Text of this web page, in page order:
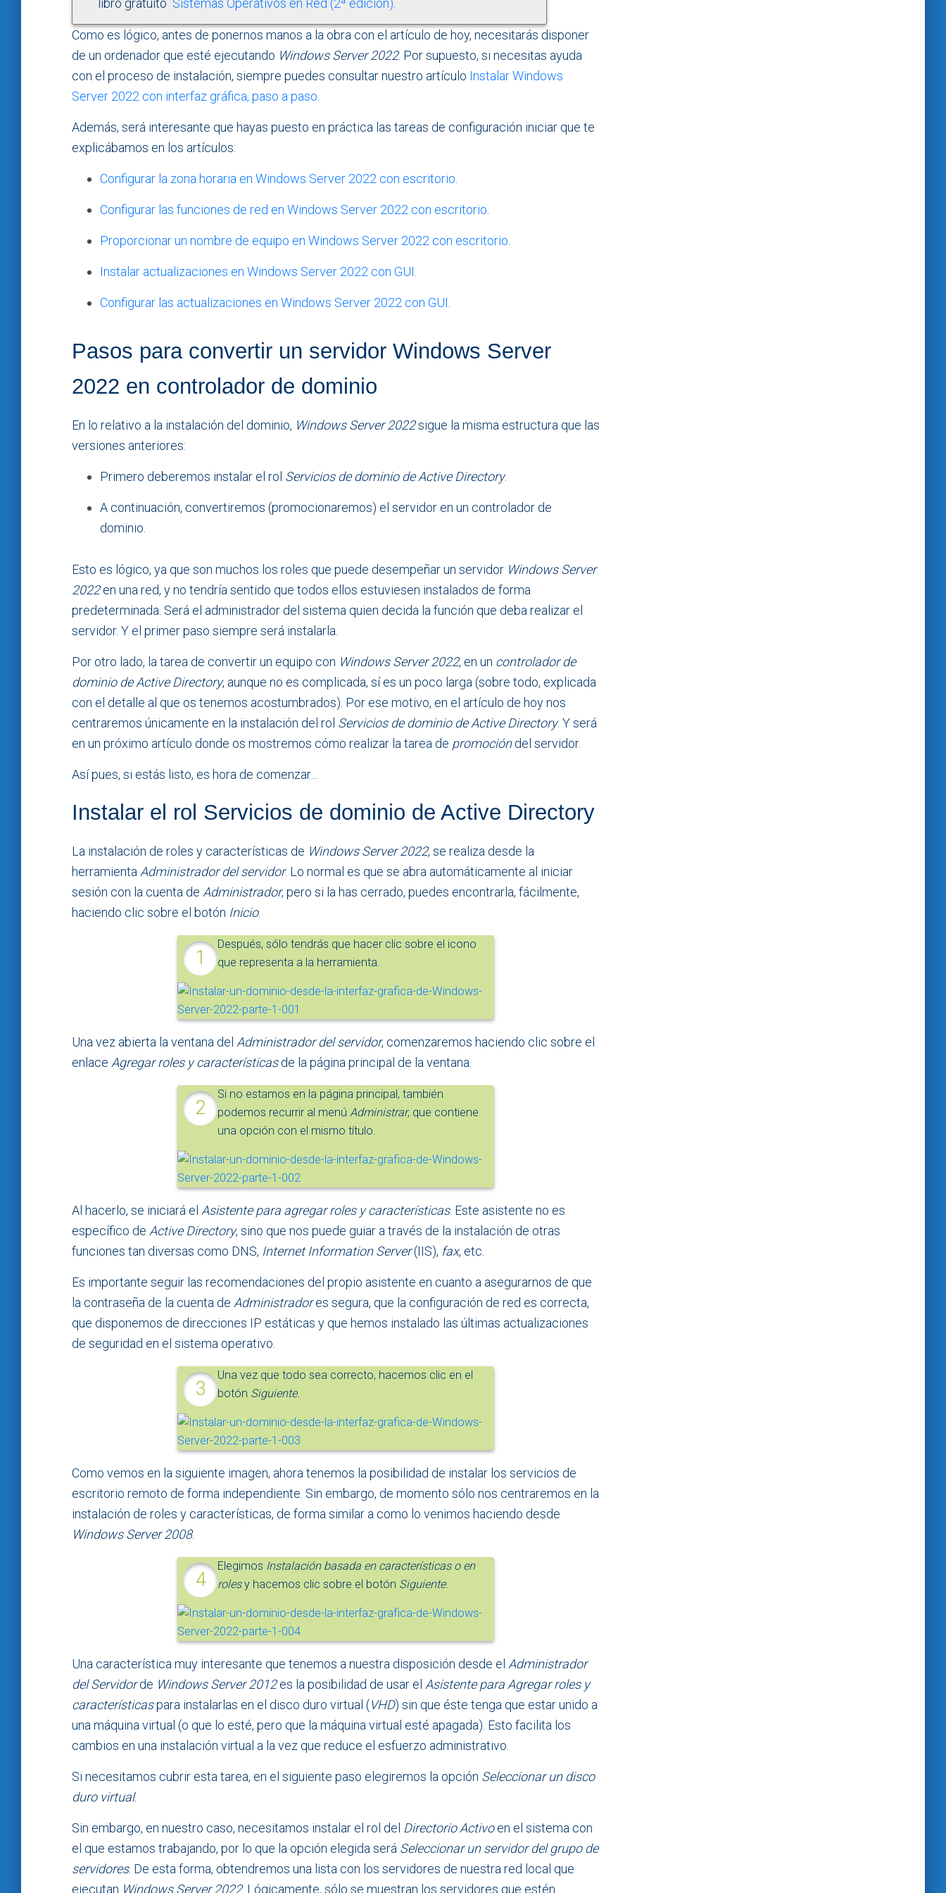
libro gratuito Sistemas Operativos en Red (2ª edición)
Como es lógico, antes de ponernos manos a la obra con el artículo de hoy, necesitarás disponer
de un ordenador que esté ejecutando Windows Server 2022. Por supuesto, si necesitas ayuda
con el proceso de instalación, siempre puedes consultar nuestro artículo Instalar Windows
Server 2022 con interfaz gráfica, paso a paso
Además, será interesante que hayas puesto en práctica las tareas de configuración iniciar que te
explicábamos en los artículos:
Configurar la zona horaria en Windows Server 2022 con escritorio
Configurar las funciones de red en Windows Server 2022 con escritorio
Proporcionar un nombre de equipo en Windows Server 2022 con escritorio
Instalar actualizaciones en Windows Server 2022 con GUI
Configurar las actualizaciones en Windows Server 2022 con GUI
Pasos para convertir un servidor Windows Server
2022 en controlador de dominio
En lo relativo a la instalación del dominio, Windows Server 2022sigue la misma estructura que las
versiones anteriores:
Primero deberemos instalar el rol Servicios de dominio de Active Directory.
A continuación, convertiremos (promocionaremos) el servidor en un controlador de
dominio.
Esto es lógico, ya que son muchos los roles que puede desempeñar un servidor Windows Server
2022en una red, y no tendría sentido que todos ellos estuviesen instalados de forma
predeterminada. Será el administrador del sistema quien decida la función que deba realizar el
servidor. Y el primer paso siempre será instalarla.
Por otro lado, la tarea de convertir un equipo con Windows Server 2022, en un controlador de
dominio de Active Directory, aunque no es complicada, sí es un poco larga (sobre todo, explicada
con el detalle al que os tenemos acostumbrados). Por ese motivo, en el artículo de hoy nos
centraremos únicamente en la instalación del rol Servicios de dominio de Active Directory. Y será
en un próximo artículo donde os mostremos cómo realizar la tarea de promocióndel servidor.
Así pues, si estás listo, es hora de comenzar…
Instalar el rol Servicios de dominio de Active Directory
La instalación de roles y características de Windows Server 2022, se realiza desde la
herramienta Administrador del servidor. Lo normal es que se abra automáticamente al iniciar
sesión con la cuenta de Administrador, pero si la has cerrado, puedes encontrarla, fácilmente,
haciendo clic sobre el botón Inicio.
Después, sólo tendrás que hacer clic sobre el icono
que representa a la herramienta.
Una vez abierta la ventana del Administrador del servidor, comenzaremos haciendo clic sobre el
enlace Agregar roles y característicasde la página principal de la ventana.
Si no estamos en la página principal, también
podemos recurrir al menú Administrar, que contiene
una opción con el mismo título.
Al hacerlo, se iniciará el Asistente para agregar roles y características. Este asistente no es
específico de Active Directory, sino que nos puede guiar a través de la instalación de otras
funciones tan diversas como DNS, Internet Information Server(IIS), fax, etc.
Es importante seguir las recomendaciones del propio asistente en cuanto a asegurarnos de que
la contraseña de la cuenta de Administradores segura, que la configuración de red es correcta,
que disponemos de direcciones IP estáticas y que hemos instalado las últimas actualizaciones
de seguridad en el sistema operativo.
Una vez que todo sea correcto, hacemos clic en el
botón Siguiente.
Como vemos en la siguiente imagen, ahora tenemos la posibilidad de instalar los servicios de
escritorio remoto de forma independiente. Sin embargo, de momento sólo nos centraremos en la
instalación de roles y características, de forma similar a como lo venimos haciendo desde
Windows Server 2008.
Elegimos Instalación basada en características o en
rolesy hacemos clic sobre el botón Siguiente.
Una característica muy interesante que tenemos a nuestra disposición desde el Administrador
del Servidorde Windows Server 2012es la posibilidad de usar el Asistente para Agregar roles y
característicaspara instalarlas en el disco duro virtual (VHD) sin que éste tenga que estar unido a
una máquina virtual (o que lo esté, pero que la máquina virtual esté apagada). Esto facilita los
cambios en una instalación virtual a la vez que reduce el esfuerzo administrativo.
Si necesitamos cubrir esta tarea, en el siguiente paso elegiremos la opción Seleccionar un disco
duro virtual.
Sin embargo, en nuestro caso, necesitamos instalar el rol del Directorio Activoen el sistema con
el que estamos trabajando, por lo que la opción elegida será Seleccionar un servidor del grupo de
servidores. De esta forma, obtendremos una lista con los servidores de nuestra red local que
ejecutan Windows Server 2022. Lógicamente, sólo se muestran los servidores que estén